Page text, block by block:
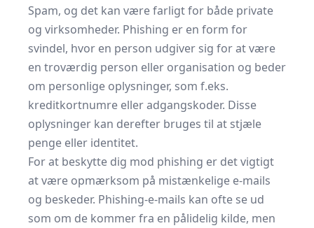
Spam, og det kan være farligt for både private
og virksomheder. Phishing er en form for
svindel, hvor en person udgiver sig for at være
en troværdig person eller organisation og beder
om personlige oplysninger, som f.eks.
kreditkortnumre eller adgangskoder. Disse
oplysninger kan derefter bruges til at stjæle
penge eller identitet.
For at beskytte dig mod phishing er det vigtigt
at være opmærksom på mistænkelige e-mails
og beskeder. Phishing-e-mails kan ofte se ud
som om de kommer fra en pålidelig kilde, men